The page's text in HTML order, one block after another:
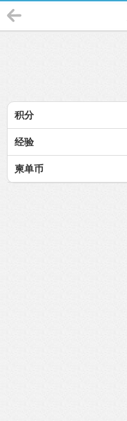
积分
经验
柬单币